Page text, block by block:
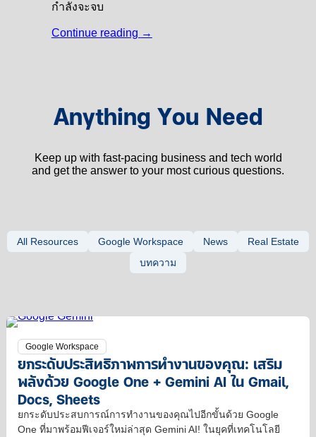
กำลังจะจบ
Continue reading →
Anything You Need
Keep up with fast-pacing business and tech world
and get the answer to your most curious questions.
All Resources Google Workspace News
Real Estate
บทความ
Google Workspace
ยกระดับประสิทธิภาพการทำงานของคุณ: เสริม
พลังด้วย Google One + Gemini AI ใน Gmail,
Docs, Sheets
ยกระดับประสบการณ์การทำงานของคุณไปอีกขั้นด้วย Google
One ที่มาพร้อมฟีเจอร์ใหม่ล่าสุด Gemini AI! ในยุคที่เทคโนโลยี